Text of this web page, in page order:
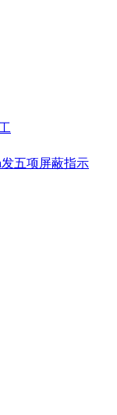
五项屏蔽指示